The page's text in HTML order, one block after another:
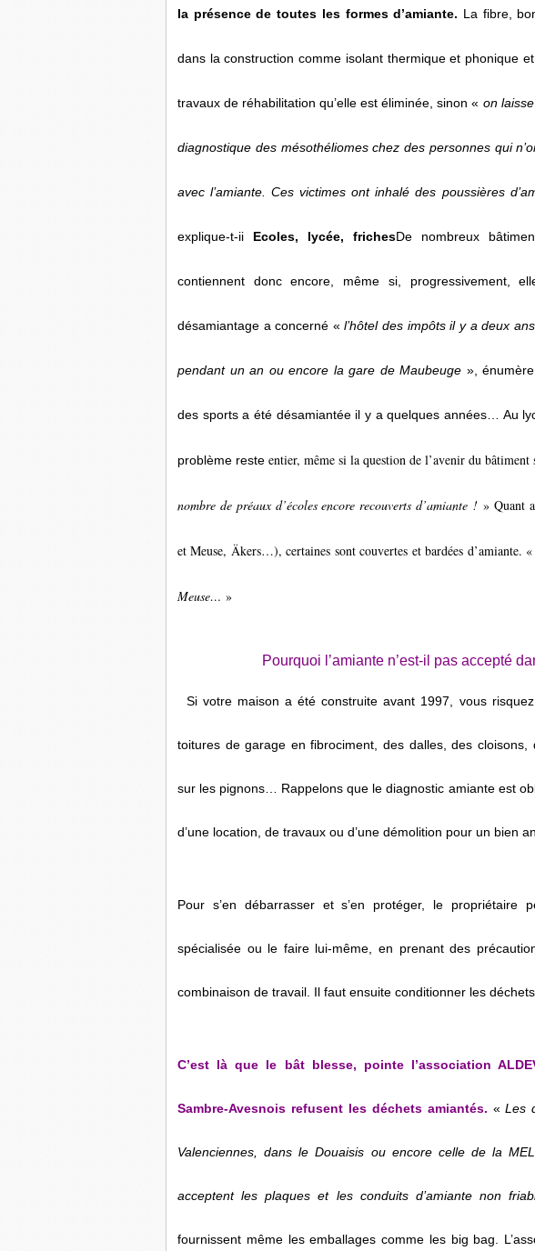
la présence de toutes les formes d’amiante. La fibre,
dans la construction comme isolant thermique et phonique
travaux de réhabilitation qu’elle est éliminée, sinon « on
diagnostique des mésothéliomes chez des personnes qui
avec l’amiante. Ces victimes ont inhalé des poussières
explique-t-ii Ecoles, lycée, frichesDe nombreux
contiennent donc encore, même si, progressivement,
désamiantage a concerné «l’hôtel des impôts il y a deux
pendant un an ou encore la gare de Maubeuge »,
des sports a été désamiantée il y a quelques années… Au
problème reste entier, même si la question de l’avenir du bâtiment
nombre de préaux d’écoles encore recouverts d’amiante ! » Quant
et Meuse, Äkers…), certaines sont couvertes et bardées d’amiante. «
Meuse… »
Pourquoi l’amiante n’est-il pas accepté
Si votre maison a été construite avant 1997, vous
toitures de garage en fibrociment, des dalles, des
sur les pignons… Rappelons que le diagnostic amiante est
d’une location, de travaux ou d’une démolition pour un bien
Pour s’en débarrasser et s’en protéger, le propriétaire
spécialisée ou le faire lui-même, en prenant des
combinaison de travail. Il faut ensuite conditionner les
C’est là que le bât blesse, pointe l’association
Sambre-Avesnois refusent les déchets amiantés. «Les
Valenciennes, dans le Douaisis ou encore celle de la
acceptent les plaques et les conduits d’amiante non
fournissent même les emballages comme les big bag.